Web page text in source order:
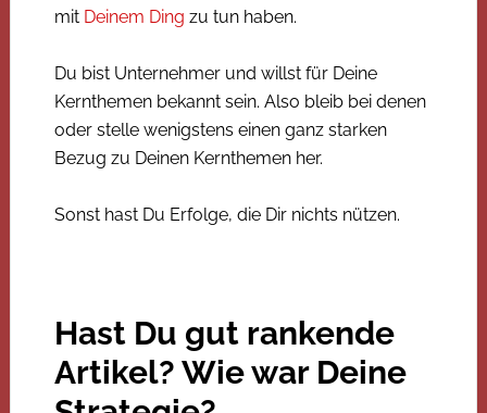
mit Deinem Ding zu tun haben.
Du bist Unternehmer und willst für Deine
Kernthemen bekannt sein. Also bleib bei denen
oder stelle wenigstens einen ganz starken
Bezug zu Deinen Kernthemen her.
Sonst hast Du Erfolge, die Dir nichts nützen.
Hast Du gut rankende
Artikel? Wie war Deine